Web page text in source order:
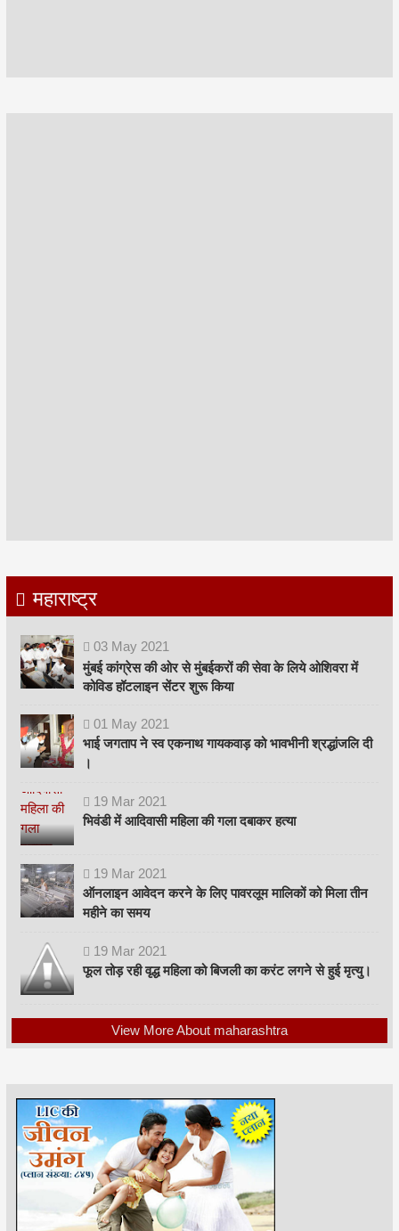
महाराष्ट्र
03 May 2021
मुंबई कांग्रेस की ओर से मुंबईकरों की सेवा के लिये ओशिवरा में
कोविड हॉटलाइन सेंटर शुरू किया
01 May 2021
भाई जगताप ने स्व एकनाथ गायकवाड़ को भावभीनी श्रद्धांजलि दी
।
19 Mar 2021
भिवंडी में आदिवासी महिला की गला दबाकर हत्या
19 Mar 2021
ऑनलाइन आवेदन करने के लिए पावरलूम मालिकों को मिला तीन
महीने का समय
19 Mar 2021
फूल तोड़ रही वृद्ध महिला को बिजली का करंट लगने से हुई मृत्यु।
View More About maharashtra